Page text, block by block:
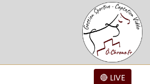
🔴 LIVE